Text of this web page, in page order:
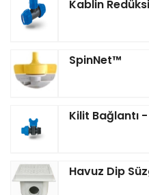
Kablin
SpinNet™
Kilit Bağlantı
Havuz Dip